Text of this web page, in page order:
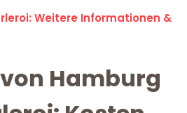
Weitere Informationen &
Hamburg